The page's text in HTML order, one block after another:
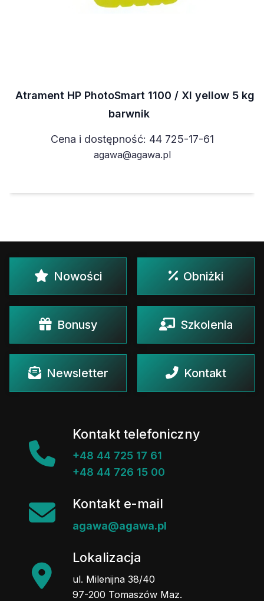
Atrament HP PhotoSmart 1100 / XI yellow 5 kg
barwnik
Cena i dostępność: 44 725-17-61
agawa@agawa.pl
Nowości Obniżki
Bonusy Szkolenia
Newsletter Kontakt
Kontakt telefoniczny
+48 44 725 17 61
+48 44 726 15 00
Kontakt e-mail
agawa@agawa.pl
Lokalizacja
ul. Milenijna 38/40
97-200 Tomaszów Maz.